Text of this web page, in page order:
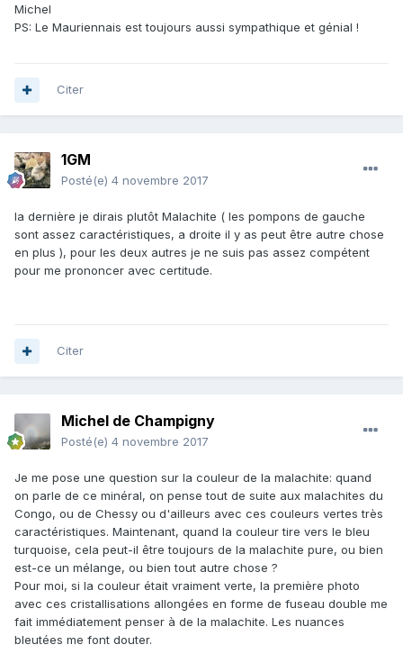
Michel
PS: Le Mauriennais est toujours aussi sympathique et génial !
Citer
1GM
Posté(e) 4 novembre 2017
la dernière je dirais plutôt Malachite ( les pompons de gauche
sont assez caractéristiques, a droite il y as peut être autre chose
en plus ), pour les deux autres je ne suis pas assez compétent
pour me prononcer avec certitude.
Citer
Michel de Champigny
Posté(e) 4 novembre 2017
Je me pose une question sur la couleur de la malachite: quand
on parle de ce minéral, on pense tout de suite aux malachites du
Congo, ou de Chessy ou d'ailleurs avec ces couleurs vertes très
caractéristiques. Maintenant, quand la couleur tire vers le bleu
turquoise, cela peut-il être toujours de la malachite pure, ou bien
est-ce un mélange, ou bien tout autre chose ?
Pour moi, si la couleur était vraiment verte, la première photo
avec ces cristallisations allongées en forme de fuseau double me
fait immédiatement penser à de la malachite. Les nuances
bleutées me font douter.